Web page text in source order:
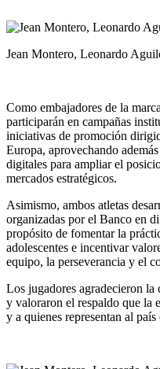
Jean Montero, Leonardo
Como embajadores de la
participarán en campañas
iniciativas de promoción
Europa, aprovechando
digitales para ampliar el
mercados estratégicos.
Asimismo, ambos atletas
organizadas por el Banco en
propósito de fomentar la
adolescentes e incentivar
equipo, la perseverancia y el
Los jugadores agradecieron la
y valoraron el respaldo que la
y a quienes representan al